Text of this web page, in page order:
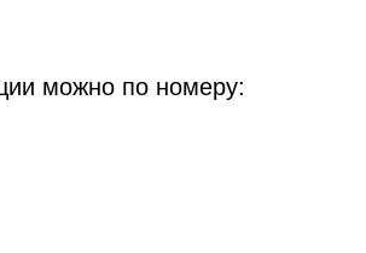
можно по номеру: